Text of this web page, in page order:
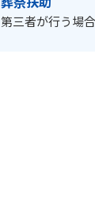
第三者が行う場